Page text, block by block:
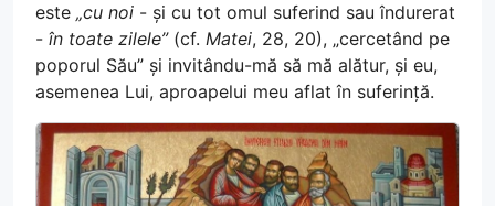
este „cu noi - și cu tot omul suferind sau îndurerat
- în toate zilele”(cf. Matei, 28, 20), „cercetând pe
poporul Său” și invitându-mă să mă alătur, și eu,
asemenea Lui, aproapelui meu aflat în suferință.